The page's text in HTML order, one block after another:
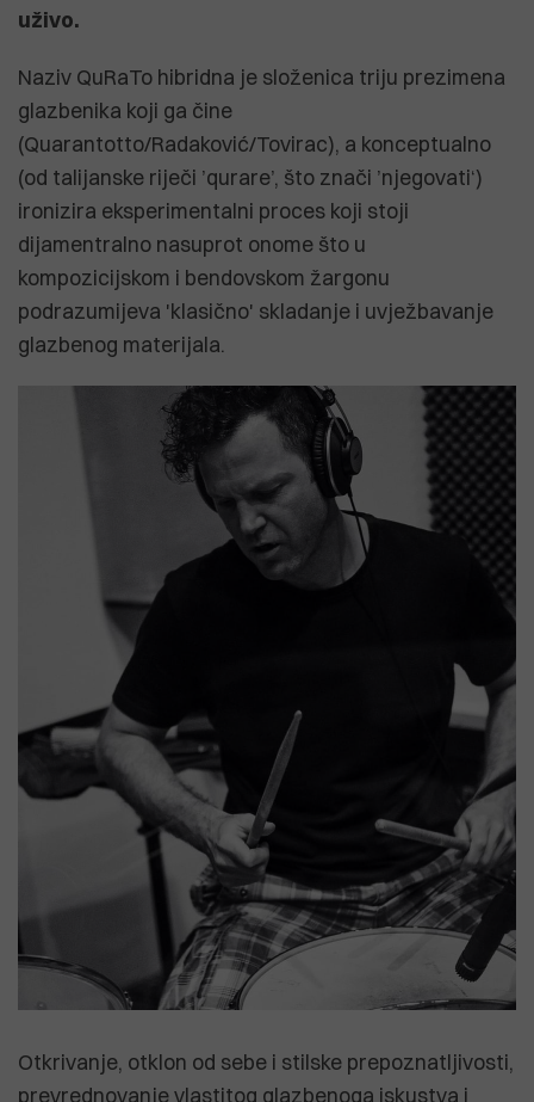
uživo.
Naziv QuRaTo hibridna je složenica triju prezimena
glazbenika koji ga čine
(Quarantotto/Radaković/Tovirac), a konceptualno
(od talijanske riječi ’qurare’, što znači ’njegovati‘)
ironizira eksperimentalni proces koji stoji
dijamentralno nasuprot onome što u
kompozicijskom i bendovskom žargonu
podrazumijeva 'klasično' skladanje i uvježbavanje
glazbenog materijala.
Otkrivanje, otklon od sebe i stilske prepoznatljivosti,
prevrednovanje vlastitog glazbenoga iskustva i